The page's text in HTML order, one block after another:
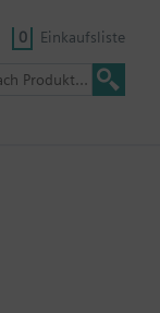
0 Einkaufsliste